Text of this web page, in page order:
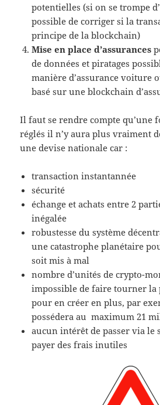
potentielles (si on se trompe
possible de corriger si la
principe de la blockchain)
Mise en place d’assurances
de données et piratages
manière d’assurance voiture
basé sur une blockchain
Il faut se rendre compte qu’une
réglés il n’y aura plus vraiment
une devise nationale car :
transaction instantannée
sécurité
échange et achats entre 2
inégalée
robustesse du système
une catastrophe planétaire
soit mis à mal
nombre d’unités de crypto-
impossible de faire tourner la
pour en créer en plus, par
possédera au maximum 21
aucun intérêt de passer via le
payer des frais inutiles